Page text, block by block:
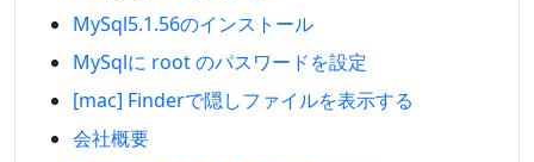
MySql5.1.56のインストール
MySqlに root のパスワードを設定
[mac] Finderで隠しファイルを表示する
会社概要